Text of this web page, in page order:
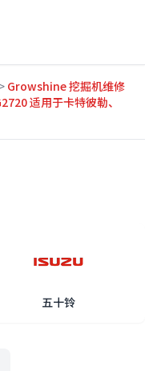
> Growshine 挖掘机维修
适用于卡特彼勒、
五十铃